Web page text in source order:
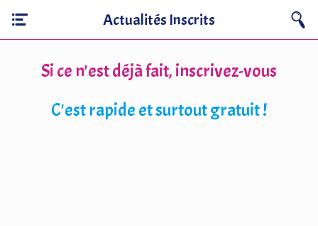
Actualités Inscrits
Si ce n'est déjà fait, inscrivez-vous
C'est rapide et surtout gratuit !